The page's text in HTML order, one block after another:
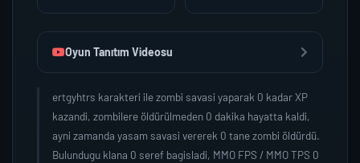
Oyun Tanıtım Videosu
ertgyhtrs karakteri ile zombi savasi yaparak 0 kadar XP
kazandi, zombilere öldürülmeden 0 dakika hayatta kaldi,
ayni zamanda yasam savasi vererek 0 tane zombi öldürdü.
Bulundugu klana 0 seref bagisladi, MMO FPS / MMO TPS 0